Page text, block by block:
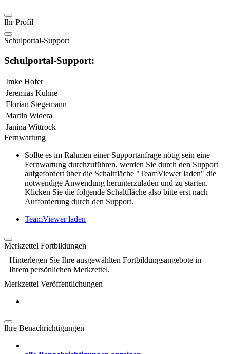
Ihr Profil
Schulportal-Support
Schulportal-Support:
Imke Hofer
Jeremias Kuhne
Florian Stegemann
Martin Widera
Janina Wittrock
Fernwartung
Sollte es im Rahmen einer Supportanfrage nötig sein eine
Fernwartung durchzuführen, werden Sie durch den Support
aufgefordert über die Schaltfläche "TeamViewer laden" die
notwendige Anwendung herunterzuladen und zu starten.
Klicken Sie die folgende Schaltfläche also bitte erst nach
Aufforderung durch den Support.
TeamViewer laden
Merkzettel Fortbildungen
Hinterlegen Sie Ihre ausgewählten Fortbildungsangebote in
Ihrem persönlichen Merkzettel.
Merkzettel Veröffentlichungen
Ihre Benachrichtigungen